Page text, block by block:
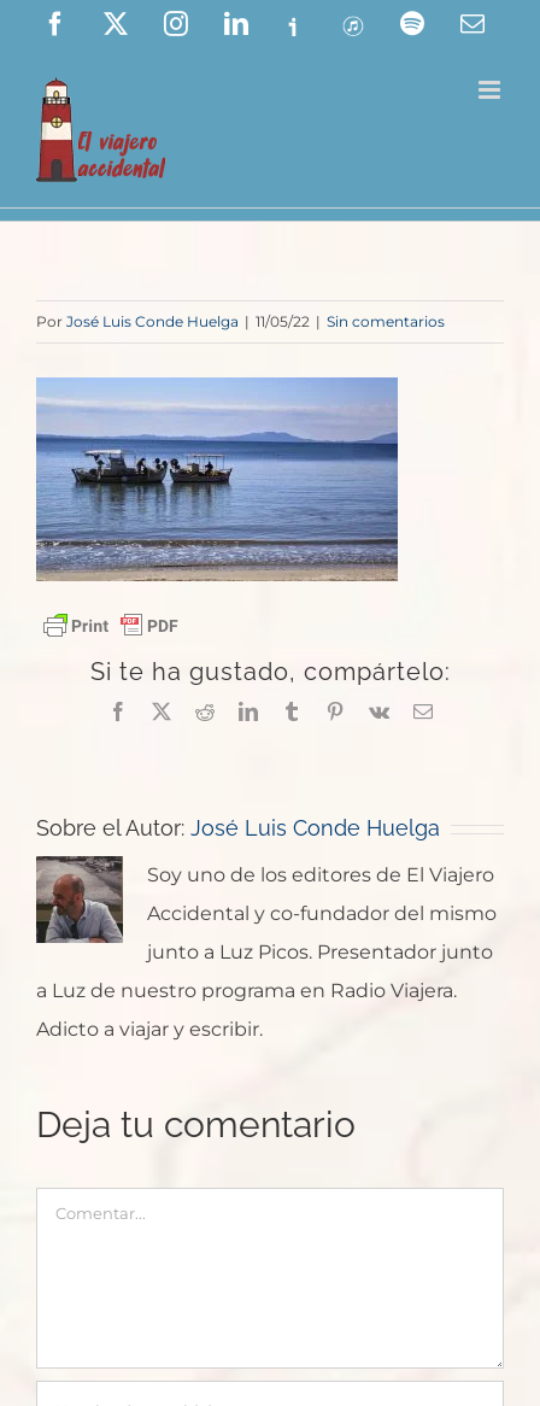
Saltar
contenido
Facebook InstagramLinkedIn
Ivoox ITunes Spotify
Por José Luis Conde Huelga | 11/05/22 | Sin comentarios
Si te ha gustado, compártelo:
Facebook
X RedditLinkedInTumblrPinterest
Vk
Correo
Sobre el Autor: José Luis Conde Huelga
Soy uno de los editores de El Viajero
Accidental y co-fundador del mismo
junto a Luz Picos. Presentador junto
a Luz de nuestro programa en Radio Viajera.
Adicto a viajar y escribir.
Deja tu comentario
Comentar